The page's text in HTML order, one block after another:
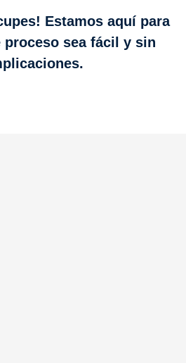
Estamos aquí para
proceso sea fácil y sin